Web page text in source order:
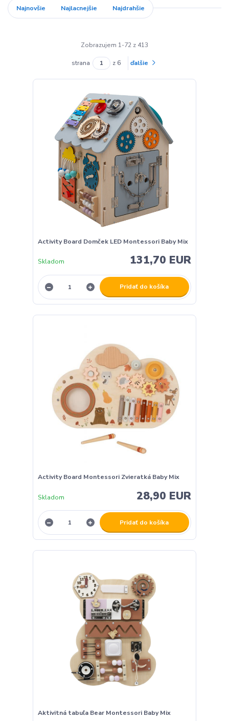
Najnovšie Najlacnejšie Najdrahšie
Zobrazujem 1-72 z 413
strana z 6 ďalšie
Activity Board Domček LED Montessori Baby Mix
131,70 EUR
Skladom
Pridať do košíka
Activity Board Montessori Zvieratká Baby Mix
28,90 EUR
Skladom
Pridať do košíka
Aktivitná tabuľa Bear Montessori Baby Mix